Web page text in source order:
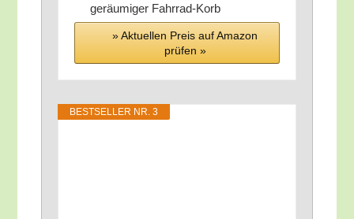
geräu­mi­ger Fahrrad-Korb
» Aktu­el­len Preis auf Ama­zon
prü­fen »
BEST­SEL­LER NR. 3